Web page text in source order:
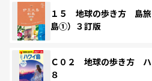
１５ 地球の歩き方 島
島①）３訂版
Ｃ０２ 地球の歩き方
８